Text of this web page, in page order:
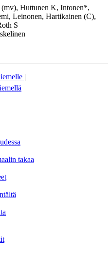
Huttunen K, Intonen*,
Leinonen, Hartikainen (C),
S
|
takaa